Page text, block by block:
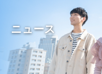
ニュース